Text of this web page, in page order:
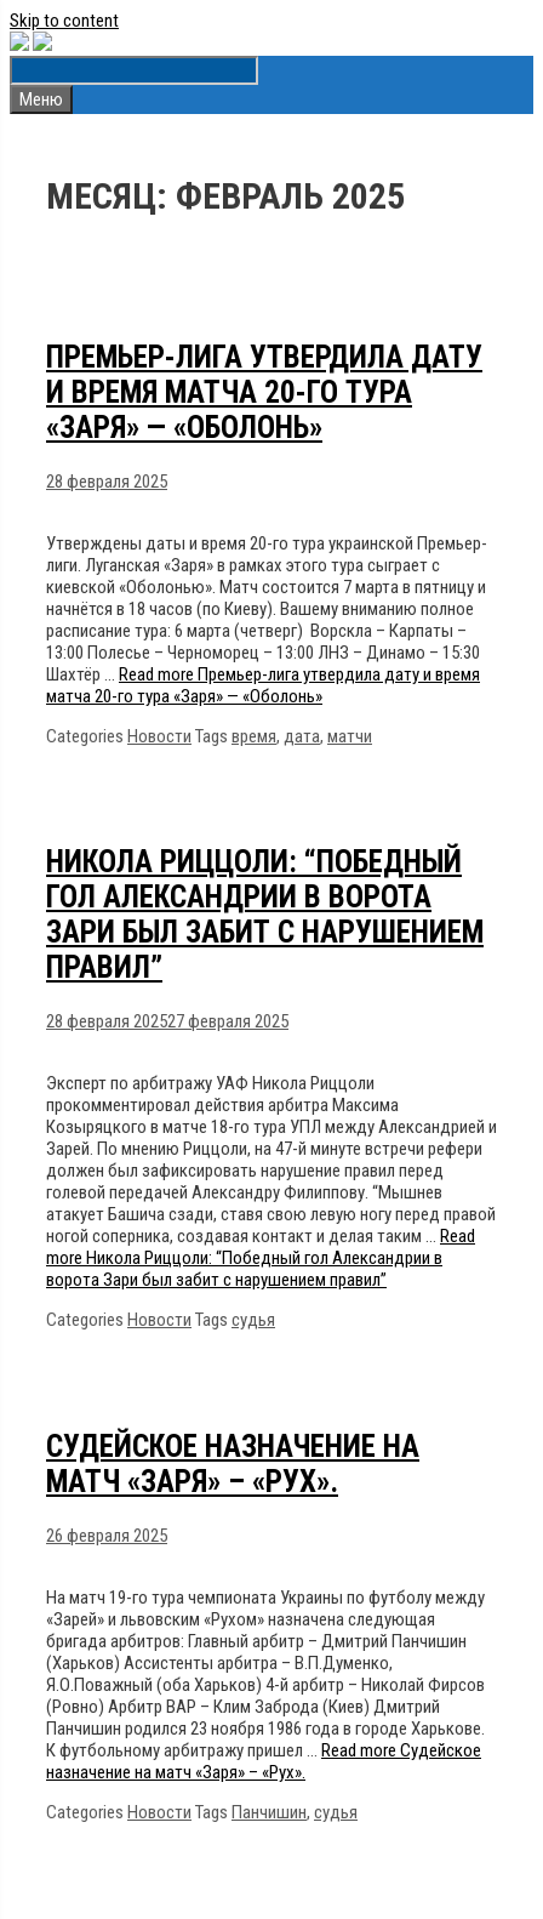
Skip to content
Меню
МЕСЯЦ: ФЕВРАЛЬ 2025
ПРЕМЬЕР-ЛИГА УТВЕРДИЛА ДАТУ
И ВРЕМЯ МАТЧА 20-ГО ТУРА
«ЗАРЯ» — «ОБОЛОНЬ»
28 февраля 2025
Утверждены даты и время 20-го тура украинской Премьер-
лиги. Луганская «Заря» в рамках этого тура сыграет с
киевской «Оболонью». Матч состоится 7 марта в пятницу и
начнётся в 18 часов (по Киеву). Вашему вниманию полное
расписание тура: 6 марта (четверг) Ворскла – Карпаты –
13:00 Полесье – Черноморец – 13:00 ЛНЗ – Динамо – 15:30
Шахтёр … Read more Премьер-лига утвердила дату и время
матча 20-го тура «Заря» — «Оболонь»
Categories Новости Tags время, дата, матчи
НИКОЛА РИЦЦОЛИ: “ПОБЕДНЫЙ
ГОЛ АЛЕКСАНДРИИ В ВОРОТА
ЗАРИ БЫЛ ЗАБИТ С НАРУШЕНИЕМ
ПРАВИЛ”
28 февраля 202527 февраля 2025
Эксперт по арбитражу УАФ Никола Риццоли
прокомментировал действия арбитра Максима
Козыряцкого в матче 18-го тура УПЛ между Александрией и
Зарей. По мнению Риццоли, на 47-й минуте встречи рефери
должен был зафиксировать нарушение правил перед
голевой передачей Александру Филиппову. “Мышнев
атакует Башича сзади, ставя свою левую ногу перед правой
ногой соперника, создавая контакт и делая таким … Read
more Никола Риццоли: “Победный гол Александрии в
ворота Зари был забит с нарушением правил”
Categories Новости Tags судья
СУДЕЙСКОЕ НАЗНАЧЕНИЕ НА
МАТЧ «ЗАРЯ» – «РУХ».
26 февраля 2025
На матч 19-го тура чемпионата Украины по футболу между
«Зарей» и львовским «Рухом» назначена следующая
бригада арбитров: Главный арбитр – Дмитрий Панчишин
(Харьков) Ассистенты арбитра – В.П.Думенко,
Я.О.Поважный (оба Харьков) 4-й арбитр – Николай Фирсов
(Ровно) Арбитр ВАР – Клим Заброда (Киев) Дмитрий
Панчишин родился 23 ноября 1986 года в городе Харькове.
К футбольному арбитражу пришел … Read more Судейское
назначение на матч «Заря» – «Рух».
Categories Новости Tags Панчишин, судья